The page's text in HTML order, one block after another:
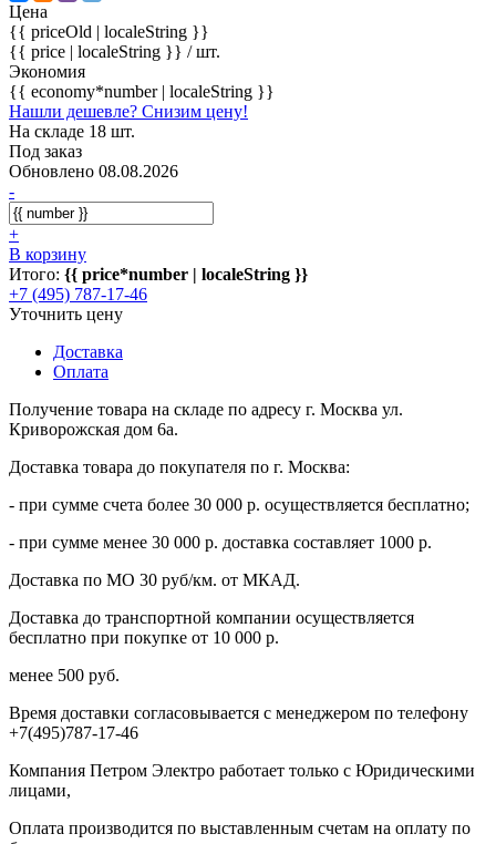
Цена
{{ priceOld | localeString }}
{{ price | localeString }} / шт.
Экономия
{{ economy*number | localeString }}
Нашли дешевле? Снизим цену!
На складе 18 шт.
Под заказ
Обновлено 08.08.2026
-
+
В корзину
Итого: {{ price*number | localeString }}
+7 (495) 787-17-46
Уточнить цену
Доставка
Оплата
Получение товара на складе по адресу г. Москва ул.
Криворожская дом 6а.
Доставка товара до покупателя по г. Москва:
- при сумме счета более 30 000 р. осуществляется бесплатно;
- при сумме менее 30 000 р. доставка составляет 1000 р.
Доставка по МО 30 руб/км. от МКАД.
Доставка до транспортной компании осуществляется
бесплатно при покупке от 10 000 р.
менее 500 руб.
Время доставки согласовывается с менеджером по телефону
+7(495)787-17-46
Компания Петром Электро работает только с Юридическими
лицами,
Оплата производится по выставленным счетам на оплату по